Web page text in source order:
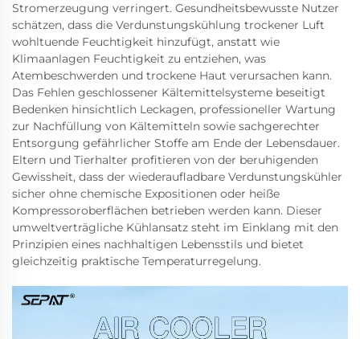
Stromerzeugung verringert. Gesundheitsbewusste Nutzer
schätzen, dass die Verdunstungskühlung trockener Luft
wohltuende Feuchtigkeit hinzufügt, anstatt wie
Klimaanlagen Feuchtigkeit zu entziehen, was
Atembeschwerden und trockene Haut verursachen kann.
Das Fehlen geschlossener Kältemittelsysteme beseitigt
Bedenken hinsichtlich Leckagen, professioneller Wartung
zur Nachfüllung von Kältemitteln sowie sachgerechter
Entsorgung gefährlicher Stoffe am Ende der Lebensdauer.
Eltern und Tierhalter profitieren von der beruhigenden
Gewissheit, dass der wiederaufladbare Verdunstungskühler
sicher ohne chemische Expositionen oder heiße
Kompressoroberflächen betrieben werden kann. Dieser
umweltverträgliche Kühlansatz steht im Einklang mit den
Prinzipien eines nachhaltigen Lebensstils und bietet
gleichzeitig praktische Temperaturregelung.